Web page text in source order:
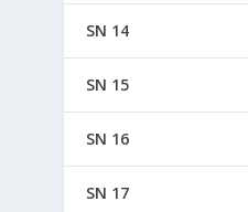
SN 14
SN 15
SN 16
SN 17